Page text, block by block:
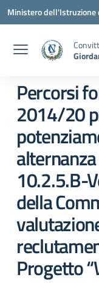
Vai ai contenuti
Vai al menu di navigazione
Vai al footer
Ministero dell'Istruzione
Percorsi
2014/20
10.2.5.B-
della
Progetto